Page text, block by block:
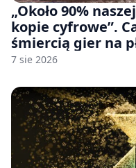
„Około 90%
kopie cyfrowe”.
śmiercią gier na
7 sie 2026